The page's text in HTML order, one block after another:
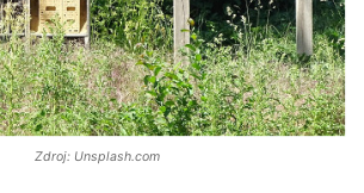
Zdroj: Unsplash.com